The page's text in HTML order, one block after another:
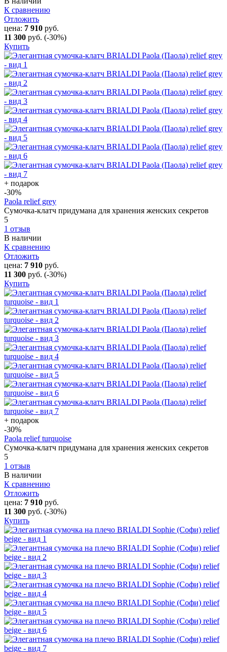
К сравнению
Отложить
цена: 7 910 руб.
11 300 руб. (-30%)
Купить
+ подарок
-30%
Paola relief grey
Сумочка-клатч придумана для хранения женских секретов
5
1 отзыв
В наличии
К сравнению
Отложить
цена: 7 910 руб.
11 300 руб. (-30%)
Купить
+ подарок
-30%
Paola relief turquoise
Сумочка-клатч придумана для хранения женских секретов
5
1 отзыв
В наличии
К сравнению
Отложить
цена: 7 910 руб.
11 300 руб. (-30%)
Купить